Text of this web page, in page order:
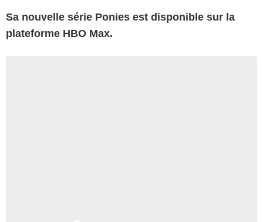
Sa nouvelle série Ponies est disponible sur la
plateforme HBO Max.